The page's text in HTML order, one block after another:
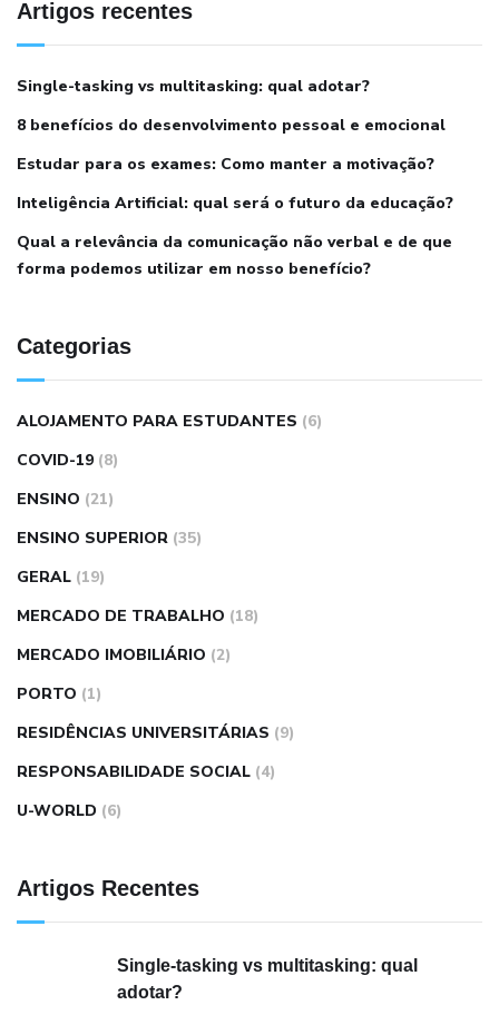
Artigos recentes
Single-tasking vs multitasking: qual adotar?
8 benefícios do desenvolvimento pessoal e emocional
Estudar para os exames: Como manter a motivação?
Inteligência Artificial: qual será o futuro da educação?
Qual a relevância da comunicação não verbal e de que
forma podemos utilizar em nosso benefício?
Categorias
ALOJAMENTO PARA ESTUDANTES (6)
COVID-19 (8)
ENSINO (21)
ENSINO SUPERIOR (35)
GERAL (19)
MERCADO DE TRABALHO (18)
MERCADO IMOBILIÁRIO (2)
PORTO (1)
RESIDÊNCIAS UNIVERSITÁRIAS (9)
RESPONSABILIDADE SOCIAL (4)
U-WORLD (6)
Artigos Recentes
Single-tasking vs multitasking: qual
adotar?